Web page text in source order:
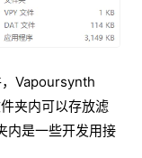
Vapoursynth
夹内可以存放滤
内是一些开发用接